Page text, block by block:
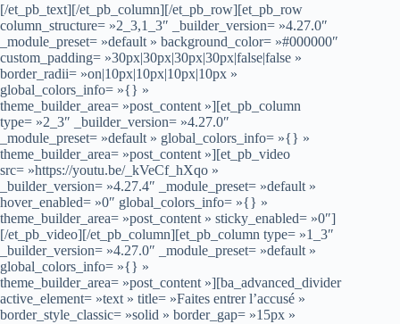
[/et_pb_text][/et_pb_column][/et_pb_row][et_pb_row
column_structure= »2_3,1_3″ _builder_version= »4.27.0″
_module_preset= »default » background_color= »#000000″
custom_padding= »30px|30px|30px|30px|false|false »
border_radii= »on|10px|10px|10px|10px »
global_colors_info= »{} »
theme_builder_area= »post_content »][et_pb_column
type= »2_3″ _builder_version= »4.27.0″
_module_preset= »default » global_colors_info= »{} »
theme_builder_area= »post_content »][et_pb_video
src= »https://youtu.be/_kVeCf_hXqo »
_builder_version= »4.27.4″ _module_preset= »default »
hover_enabled= »0″ global_colors_info= »{} »
theme_builder_area= »post_content » sticky_enabled= »0″]
[/et_pb_video][/et_pb_column][et_pb_column type= »1_3″
_builder_version= »4.27.0″ _module_preset= »default »
global_colors_info= »{} »
theme_builder_area= »post_content »][ba_advanced_divider
active_element= »text » title= »Faites entrer l’accusé »
border_style_classic= »solid » border_gap= »15px »